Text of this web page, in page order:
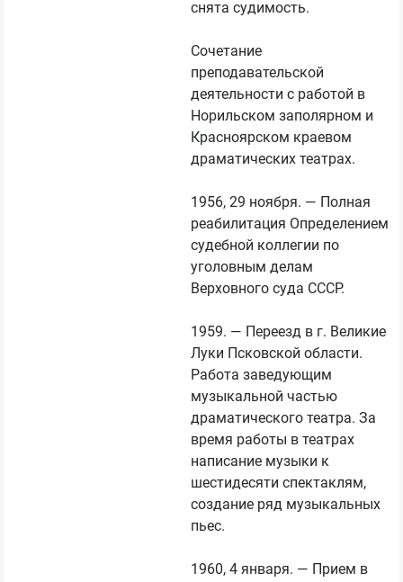
снята судимость.
Сочетание
преподавательской
деятельности с работой в
Норильском заполярном и
Красноярском краевом
драматических театрах.
1956, 29 ноября. — Полная
реабилитация Определением
судебной коллегии по
уголовным делам
Верховного суда СССР.
1959. — Переезд в г. Великие
Луки Псковской области.
Работа заведующим
музыкальной частью
драматического театра. За
время работы в театрах
написание музыки к
шестидесяти спектаклям,
создание ряд музыкальных
пьес.
1960, 4 января. — Прием в